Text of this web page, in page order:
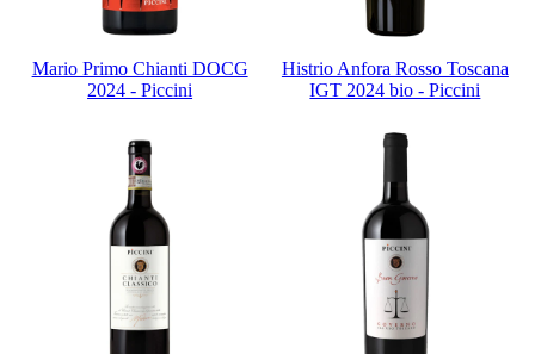
Mario Primo Chianti DOCG
2024 - Piccini
Histrio Anfora Rosso Toscana
IGT 2024 bio - Piccini